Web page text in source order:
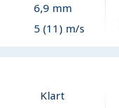
6,9 mm
5 (11) m/s
Klart